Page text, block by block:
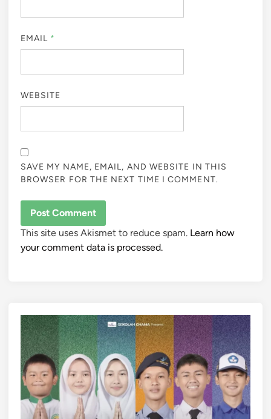
EMAIL *
WEBSITE
SAVE MY NAME, EMAIL, AND WEBSITE IN THIS
BROWSER FOR THE NEXT TIME I COMMENT.
This site uses Akismet to reduce spam. Learn how
your comment data is processed.